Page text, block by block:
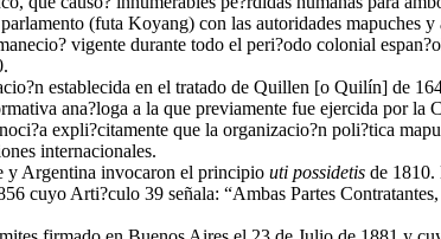
(futa Koyang) con las autoridades mapuches
vigente durante todo el peri?odo colonial
establecida en el tratado de Quillen [o Quilín] de
ana?loga a la que previamente fue ejercida por la
expli?citamente que la organizacio?n poli?tica
internacionales.
y Argentina invocaron el principio uti possidetis de 1810.
cuyo Arti?culo 39 señala: “Ambas Partes